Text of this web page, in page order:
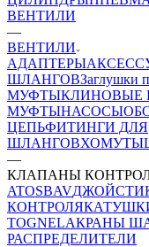
ВЕНТИЛИ
—
ВЕНТИЛИ
АДАПТЕРЫ
ШЛАНГОВЗаглушки
МУФТЫКЛИНОВЫЕ
МУФТЫНАСОСЫ
ЦЕПЬФИТИНГИ ДЛЯ
ШЛАНГОВХОМУТЫ
—
КЛАПАНЫ
ATOSBAV
КОНТРОЛЯ
TOGNELAКРАНЫ
РАСПРЕДЕЛИТЕЛИ